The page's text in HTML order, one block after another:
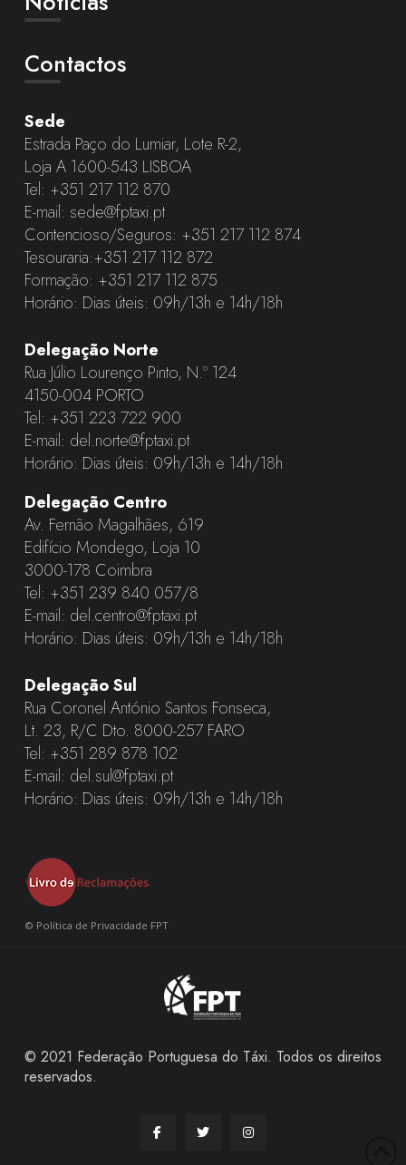
Contactos
Sede
Estrada Paço do Lumiar, Lote R-2,
Loja A 1600-543 LISBOA
Tel: +351 217 112 870
E-mail: sede@fptaxi.pt
Contencioso/Seguros: +351 217 112 874
Tesouraria:+351 217 112 872
Formação: +351 217 112 875
Horário: Dias úteis: 09h/13h e 14h/18h
Delegação Norte
Rua Júlio Lourenço Pinto, N.º 124
4150-004 PORTO
Tel: +351 223 722 900
E-mail: del.norte@fptaxi.pt
Horário: Dias úteis: 09h/13h e 14h/18h
Delegação Centro
Av. Fernão Magalhães, 619
Edifício Mondego, Loja 10
3000-178 Coimbra
Tel: +351 239 840 057/8
E-mail: del.centro@fptaxi.pt
Horário: Dias úteis: 09h/13h e 14h/18h
Delegação Sul
Rua Coronel António Santos Fonseca,
Lt. 23, R/C Dto. 8000-257 FARO
Tel: +351 289 878 102
E-mail: del.sul@fptaxi.pt
Horário: Dias úteis: 09h/13h e 14h/18h
© Política de Privacidade FPT
© 2021 Federação Portuguesa do Táxi. Todos os direitos
reservados.